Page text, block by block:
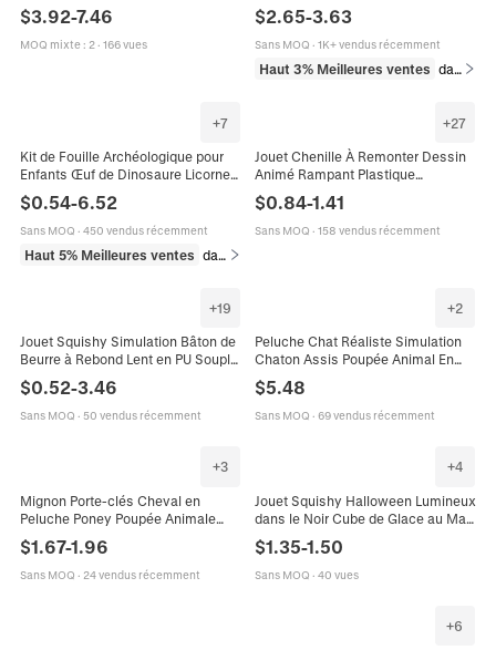
Kit De Beauté Pour Filles Princesse
Rose Bleu Noir
$3.92-7.46
MOQ mixte: 2· 166 vues
Basketball Poupée Rembourrée
Douce Cadeau Enfant
$2.65-3.63
Sans MOQ · 1K+ vendus récemment
Haut 3% Meilleures ventes dans Jouets et jeux
+7
Kit de Fouille Archéologique pour
Enfants Œuf de Dinosaure Licorne
Flamant Rose Jouet Éducatif
Cadeaux Scientifiques
$0.54-6.52
Sans MOQ · 450 vendus récemment
Haut 5% Meilleures ventes dans Jouets et jeux
+27
Jouet Chenille À Remonter Dessin
Animé Rampant Plastique
Mécanique Cadeau Éducatif Pour
Enfants En Bas Âge
$0.84-1.41
Sans MOQ · 158 vendus récemment
+19
Jouet Squishy Simulation Bâton de
Beurre à Rebond Lent en PU Souple
Anti-stress Sensoriel pour Adultes
Enfants Cadeau Décompression
$0.52-3.46
Sans MOQ · 50 vendus récemment
+2
Peluche Chat Réaliste Simulation
Chaton Assis Poupée Animal En
Peluche Douce Pour Décoration
Maison Cadeaux Enfants
$5.48
Sans MOQ · 69 vendus récemment
+3
Mignon Porte-clés Cheval en
Peluche Poney Poupée Animale
Boucle Métallique Pour Enfants
$1.67-1.96
Sans MOQ · 24 vendus récemment
+4
Jouet Squishy Halloween Lumineux
dans le Noir Cube de Glace au Malt
Fantôme Citrouille Cadeau
$1.35-1.50
Sans MOQ · 40 vues
+6